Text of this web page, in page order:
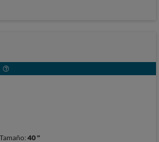
Tamaño:40 "